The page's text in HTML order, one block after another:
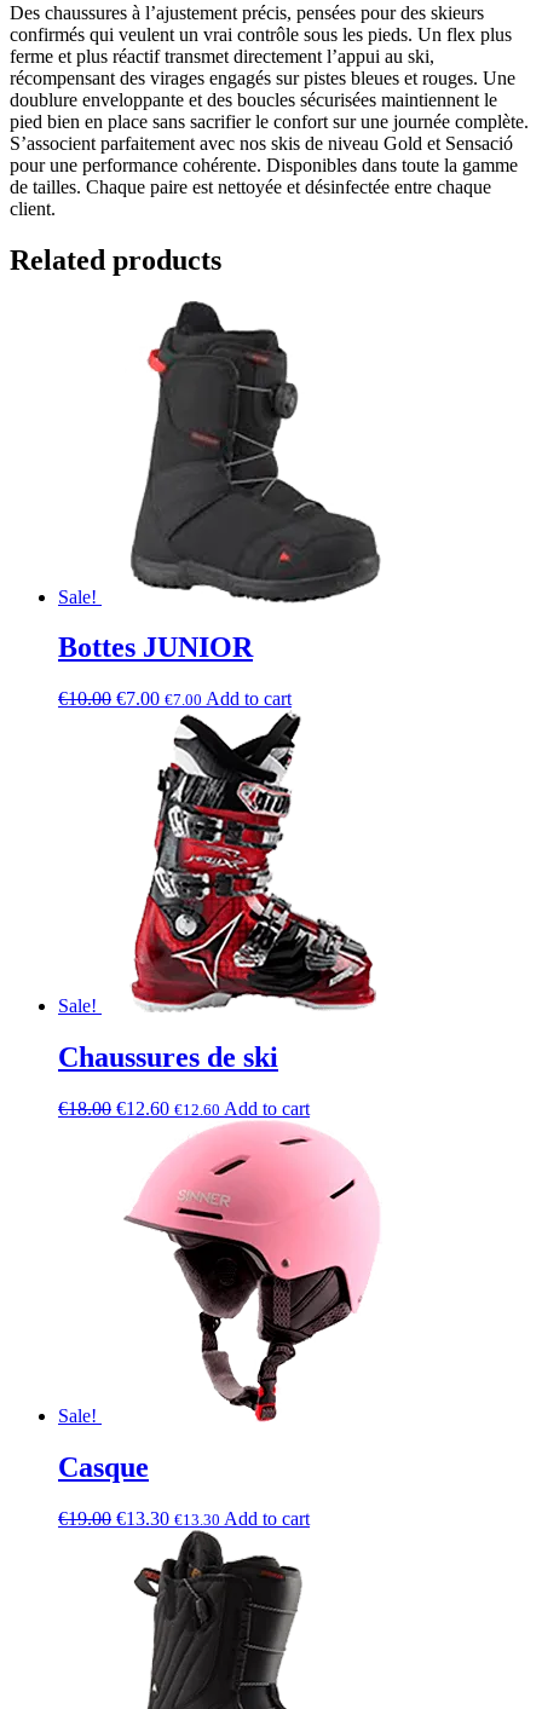
Des chaussures à l’ajustement précis, pensées pour des skieurs
confirmés qui veulent un vrai contrôle sous les pieds. Un flex plus
ferme et plus réactif transmet directement l’appui au ski,
récompensant des virages engagés sur pistes bleues et rouges. Une
doublure enveloppante et des boucles sécurisées maintiennent le
pied bien en place sans sacrifier le confort sur une journée complète.
S’associent parfaitement avec nos skis de niveau Gold et Sensació
pour une performance cohérente. Disponibles dans toute la gamme
de tailles. Chaque paire est nettoyée et désinfectée entre chaque
client.
Related products
Sale!
Bottes JUNIOR
€10.00 €7.00 €7.00 Add to cart
Sale!
Chaussures de ski
€18.00 €12.60 €12.60 Add to cart
Sale!
Casque
€19.00 €13.30 €13.30 Add to cart